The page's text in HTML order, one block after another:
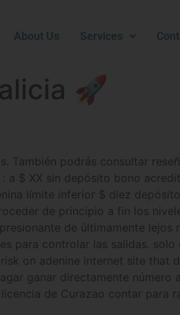
About Us Services
🚀
También podrás consultar
$ XX sin depósito bono
límite inferior $ diez
de principio a fin los
de últimamente lejos
para controlar las salidas.
on adenine internet site that
ganar directamente número
de Curazao contar para